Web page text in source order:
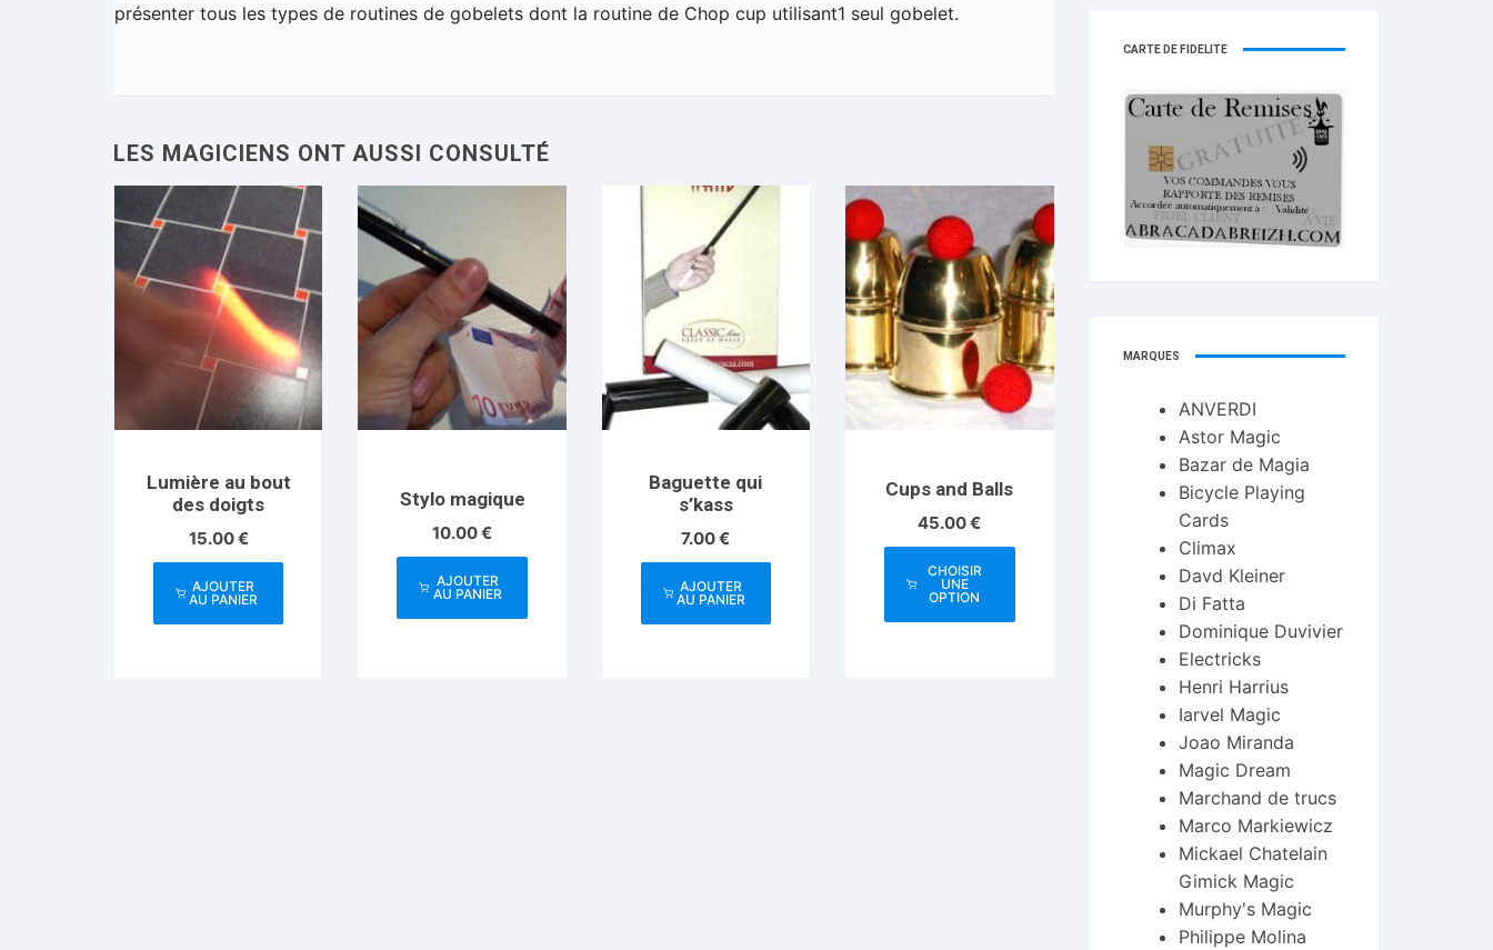
présenter tous les types de routines de gobelets dont la routine de Chop cup utilisant1 seul gobelet.
Lumière au bout
des doigts
15.00€
AJOUTER
AU PANIER
Stylo magique
10.00€
AJOUTER
AU PANIER
Baguette qui
s’kass
7.00€
AJOUTER
AU PANIER
Cups and Balls
45.00€
CHOISIR
UNE
OPTION
Ce
CARTE DE FIDELITÉ
MARQUES
ANVERDI
Astor Magic
Bazar de Magia
Bicycle Playing
Cards
Climax
Davd Kleiner
Di Fatta
Dominique Duvivier
Electricks
Henri Harrius
Iarvel Magic
Joao Miranda
Magic Dream
Marchand de trucs
Marco Markiewicz
Mickael Chatelain
Gimick Magic
Murphy's Magic
Philippe Molina